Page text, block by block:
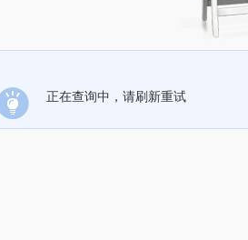
正在查询中，请刷新重试